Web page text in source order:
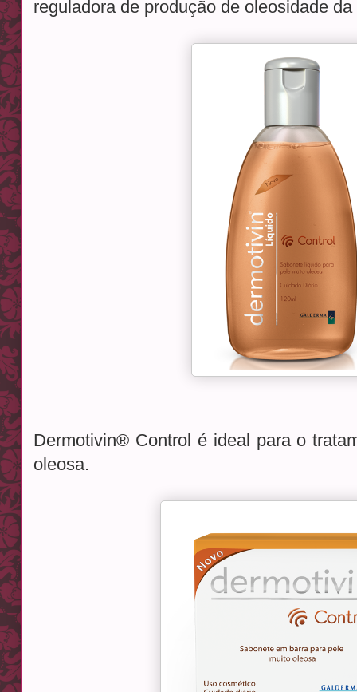
reguladora de produção de oleosidade da
Dermotivin® Control é ideal para o
oleosa.